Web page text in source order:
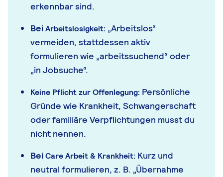
erkennbar sind.
BeiArbeitslosigkeit: „Arbeitslos“
vermeiden, stattdessen aktiv
formulieren wie „arbeitssuchend“ oder
„in Jobsuche“.
Keine Pflicht zur Offenlegung: Persönliche
Gründe wie Krankheit, Schwangerschaft
oder familiäre Verpflichtungen musst du
nicht nennen.
BeiCare Arbeit & Krankheit: Kurz und
neutral formulieren, z. B. „Übernahme